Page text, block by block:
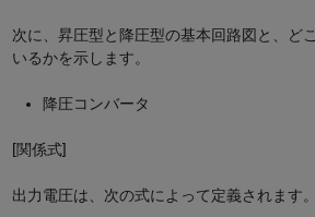
次に、昇圧型と降圧型の基本回路図と、ど
いるかを示します。
降圧コンバータ
[関係式]
出力電圧は、次の式によって定義されます。